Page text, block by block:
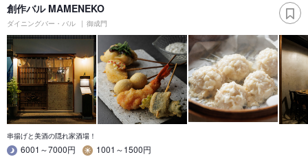
創作バル MAMENEKO
ダイニングバー・バル 御成門
串揚げと美酒の隠れ家酒場！
6001～7000円
1001～1500円